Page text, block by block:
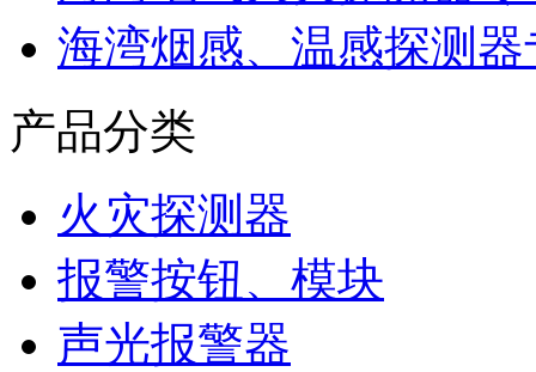
海湾烟感、温感探测
产品分类
火灾探测器
报警按钮、模块
声光报警器